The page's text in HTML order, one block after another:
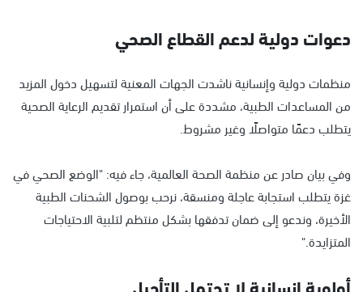
دعوات دولية لدعم القطاع الصحي
منظمات دولية وإنسانية ناشدت الجهات المعنية لتسهيل دخول المزيد
من المساعدات الطبية، مشددة على أن استمرار تقديم الرعاية الصحية
يتطلب دعمًا متواصلًا وغير مشروط.
وفي بيان صادر عن منظمة الصحة العالمية، جاء فيه: "الوضع الصحي في
غزة يتطلب استجابة عاجلة ومنسقة، نرحب بوصول الشحنات الطبية
الأخيرة، وندعو إلى ضمان تدفقها بشكل منتظم لتلبية الاحتياجات
المتزايدة."